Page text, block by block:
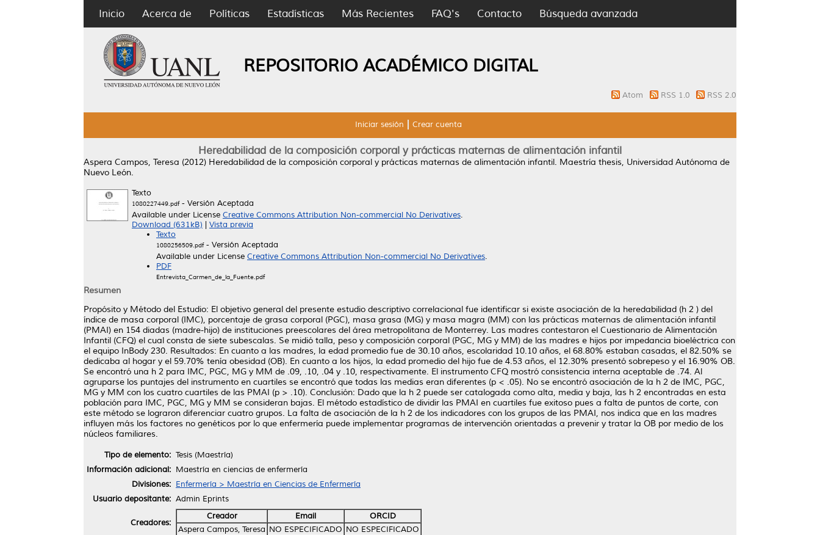
Inicio Acerca de Políticas Estadísticas Más Recientes FAQ's Contacto Búsqueda avanzada
REPOSITORIO ACADÉMICO DIGITAL
Atom RSS 1.0 RSS 2.0
Iniciar sesión Crear cuenta
Heredabilidad de la composición corporal y prácticas maternas de alimentación infantil
Aspera Campos, Teresa (2012) Heredabilidad de la composición corporal y prácticas maternas de alimentación infantil. Maestría thesis, Universidad Autónoma de
Nuevo León.
Texto
1080227449.pdf- Versión Aceptada
Available under License Creative Commons Attribution Non-commercial No Derivatives.
Download (631kB)
Vista previa
Texto
1080256509.pdf- Versión Aceptada
Available under License Creative Commons Attribution Non-commercial No Derivatives.
PDF
Entrevista_Carmen_de_la_Fuente.pdf
Resumen
Propósito y Método del Estudio: El objetivo general del presente estudio descriptivo correlacional fue identificar si existe asociación de la heredabilidad (h 2 ) del
índice de masa corporal (IMC), porcentaje de grasa corporal (PGC), masa grasa (MG) y masa magra (MM) con las prácticas maternas de alimentación infantil
(PMAI) en 154 diadas (madre-hijo) de instituciones preescolares del área metropolitana de Monterrey. Las madres contestaron el Cuestionario de Alimentación
Infantil (CFQ) el cual consta de siete subescalas. Se midió talla, peso y composición corporal (PGC, MG y MM) de las madres e hijos por impedancia bioeléctrica con
el equipo InBody 230. Resultados: En cuanto a las madres, la edad promedio fue de 30.10 años, escolaridad 10.10 años, el 68.80% estaban casadas, el 82.50% se
dedicaba al hogar y el 59.70% tenía obesidad (OB). En cuanto a los hijos, la edad promedio del hijo fue de 4.53 años, el 12.30% presentó sobrepeso y el 16.90% OB.
Se encontró una h 2 para IMC, PGC, MG y MM de .09, .10, .04 y .10, respectivamente. El instrumento CFQ mostró consistencia interna aceptable de .74. Al
agruparse los puntajes del instrumento en cuartiles se encontró que todas las medias eran diferentes (p < .05). No se encontró asociación de la h 2 de IMC, PGC,
MG y MM con los cuatro cuartiles de las PMAI (p > .10). Conclusión: Dado que la h 2 puede ser catalogada como alta, media y baja, las h 2 encontradas en esta
población para IMC, PGC, MG y MM se consideran bajas. El método estadístico de dividir las PMAI en cuartiles fue exitoso pues a falta de puntos de corte, con
este método se lograron diferenciar cuatro grupos. La falta de asociación de la h 2 de los indicadores con los grupos de las PMAI, nos indica que en las madres
influyen más los factores no genéticos por lo que enfermería puede implementar programas de intervención orientadas a prevenir y tratar la OB por medio de los
núcleos familiares.
Tipo de elemento: Tesis (Maestría)
Información adicional: Maestría en ciencias de enfermería
Divisiones: Enfermería > Maestría en Ciencias de Enfermería
Usuario depositante: Admin Eprints
Creadores:
Creador Email
ORCID
Aspera Campos, Teresa NO ESPECIFICADO NO ESPECIFICADO